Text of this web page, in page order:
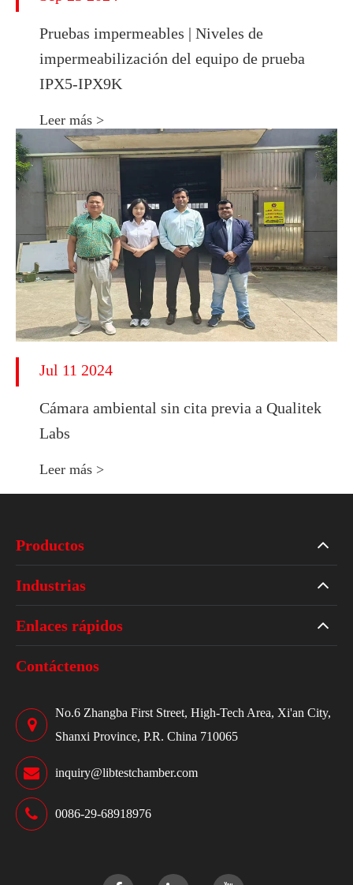
Pruebas impermeables | Niveles de
impermeabilización del equipo de prueba
IPX5-IPX9K
Leer más >
Jul 11 2024
Cámara ambiental sin cita previa a Qualitek
Labs
Leer más >
Productos
Industrias
Enlaces rápidos
Contáctenos
No.6 Zhangba First Street, High-Tech Area, Xi'an City,
Shanxi Province, P.R. China 710065
inquiry@libtestchamber.com
0086-29-68918976